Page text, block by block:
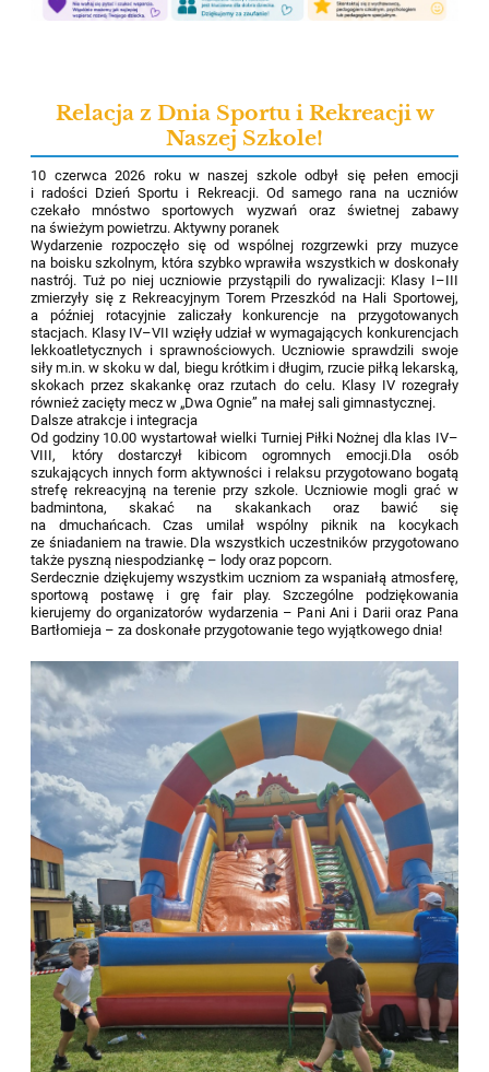
Relacja z Dnia Sportu i Rekreacji w
Naszej Szkole!
10 czerwca 2026 roku w naszej szkole odbył się pełen emocji
i radości Dzień Sportu i Rekreacji. Od samego rana na uczniów
czekało mnóstwo sportowych wyzwań oraz świetnej zabawy
na świeżym powietrzu. Aktywny poranek
Wydarzenie rozpoczęło się od wspólnej rozgrzewki przy muzyce
na boisku szkolnym, która szybko wprawiła wszystkich w doskonały
nastrój. Tuż po niej uczniowie przystąpili do rywalizacji: Klasy I–III
zmierzyły się z Rekreacyjnym Torem Przeszkód na Hali Sportowej,
a później rotacyjnie zaliczały konkurencje na przygotowanych
stacjach. Klasy IV–VII wzięły udział w wymagających konkurencjach
lekkoatletycznych i sprawnościowych. Uczniowie sprawdzili swoje
siły m.in. w skoku w dal, biegu krótkim i długim, rzucie piłką lekarską,
skokach przez skakankę oraz rzutach do celu. Klasy IV rozegrały
również zacięty mecz w „Dwa Ognie” na małej sali gimnastycznej.
Dalsze atrakcje i integracja
Od godziny 10.00 wystartował wielki Turniej Piłki Nożnej dla klas IV–
VIII, który dostarczył kibicom ogromnych emocji.Dla osób
szukających innych form aktywności i relaksu przygotowano bogatą
strefę rekreacyjną na terenie przy szkole. Uczniowie mogli grać w
badmintona, skakać na skakankach oraz bawić się
na dmuchańcach. Czas umilał wspólny piknik na kocykach
ze śniadaniem na trawie. Dla wszystkich uczestników przygotowano
także pyszną niespodziankę – lody oraz popcorn.
Serdecznie dziękujemy wszystkim uczniom za wspaniałą atmosferę,
sportową postawę i grę fair play. Szczególne podziękowania
kierujemy do organizatorów wydarzenia – Pani Ani i Darii oraz Pana
Bartłomieja – za doskonałe przygotowanie tego wyjątkowego dnia!